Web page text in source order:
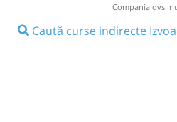
08:30 Izvoarele DB
Compania dvs.
Caută curse indirecte